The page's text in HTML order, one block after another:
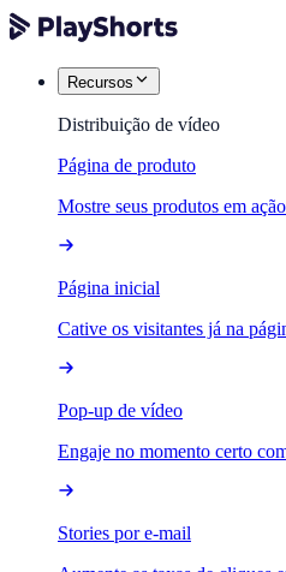
Recursos
Distribuição de vídeo
Página de produto
Mostre seus produtos em
Página inicial
Cative os visitantes já na
Pop-up de vídeo
Engaje no momento certo
Stories por e-mail